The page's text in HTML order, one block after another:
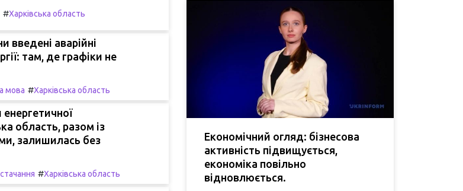
#Харківська область
введені аварійні
там, де графіки не
мова #Харківська область
область, разом із
залишилась без
#Харківська область
Економічний огляд: бізнесова
активність підвищується,
економіка повільно
відновлюється.